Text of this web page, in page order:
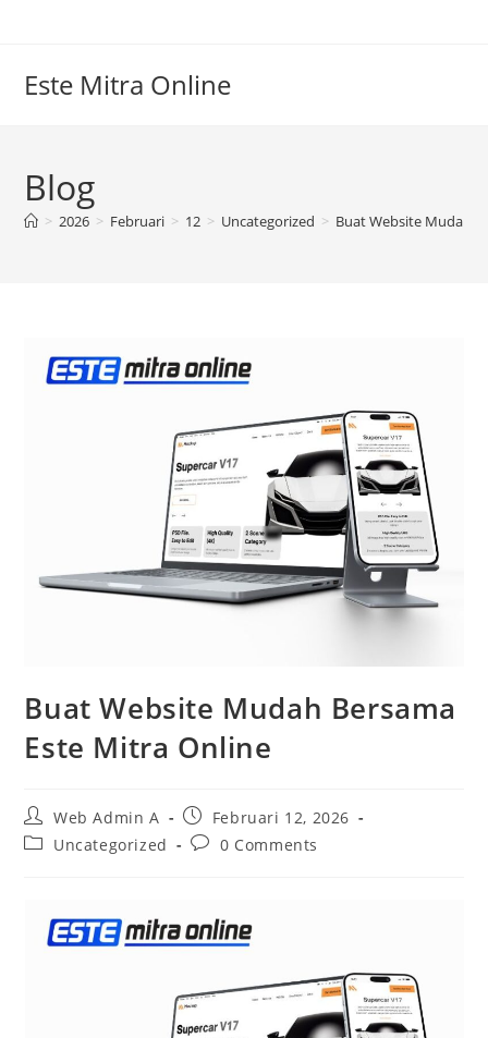
Este Mitra Online
Blog
> 2026 > Februari > 12 > Uncategorized > Buat Website Mudah
Buat Website Mudah Bersama
Este Mitra Online
Post
author:
Web Admin A
Post
published:
Februari 12, 2026
PostUncategorized
Post0 Comments